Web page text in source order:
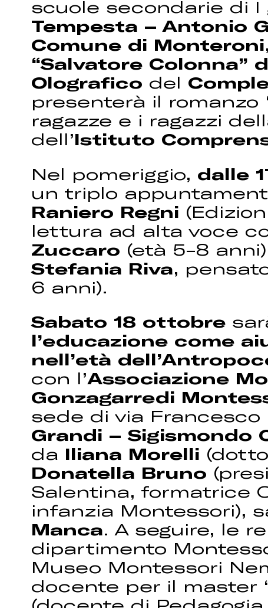
scuole secondarie di I
Tempesta – Antonio
Comune di Monteroni
“Salvatore Colonna”
Olografico del
presenterà il romanzo
ragazze e i ragazzi
dell’Istituto
Nel pomeriggio, dalle
un triplo
Raniero Regni
lettura ad alta voce
Zuccaro (età 5-8
Stefania Riva,
6 anni).
Sabato 18 ottobre
l’educazione come
nell’età
con l’Associazione
Gonzagarredi
sede di via Francesco
Grandi – Sigismondo
da Iliana Morelli
Donatella Bruno
Salentina, formatrice
infanzia Montessori),
Manca. A seguire, le
dipartimento
Museo Montessori
docente per il master